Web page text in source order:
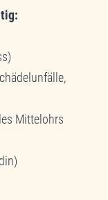
Mittelohrs